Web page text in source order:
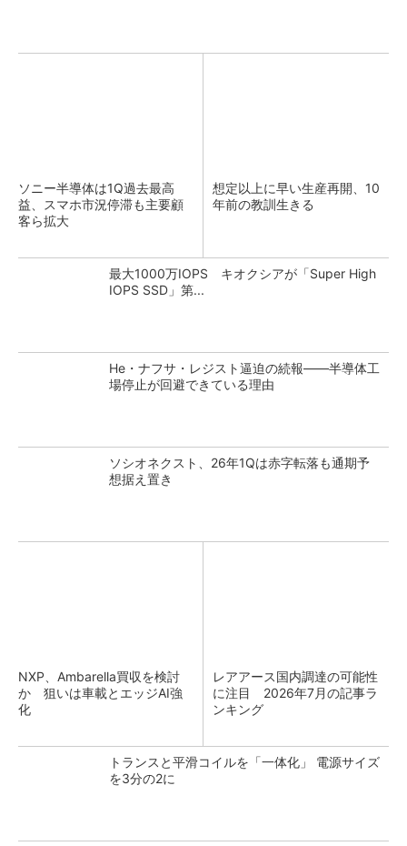
ソニー半導体は1Q過去最高
益、スマホ市況停滞も主要顧
客ら拡大
想定以上に早い生産再開、10
年前の教訓生きる
最大1000万IOPS キオクシアが「Super High
IOPS SSD」第...
He・ナフサ・レジスト逼迫の続報――半導体工
場停止が回避できている理由
ソシオネクスト、26年1Qは赤字転落も通期予
想据え置き
NXP、Ambarella買収を検討
か 狙いは車載とエッジAI強
化
レアアース国内調達の可能性
に注目 2026年7月の記事ラ
ンキング
トランスと平滑コイルを「一体化」 電源サイズ
を3分の2に